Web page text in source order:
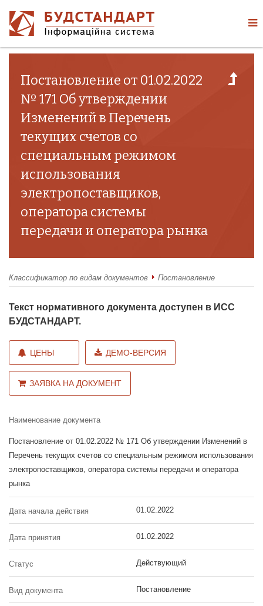
Постановление от 01.02.2022
№ 171 Об утверждении
Изменений в Перечень
текущих счетов со
специальным режимом
использования
электропоставщиков,
оператора системы
передачи и оператора рынка
Классификатор по видам документов Постановление
Текст нормативного документа доступен в ИСС
БУДСТАНДАРТ.
ЦЕНЫ ДЕМО-ВЕРСИЯ
ЗАЯВКА НА ДОКУМЕНТ
Наименование документа
Постановление от 01.02.2022 № 171 Об утверждении Изменений в
Перечень текущих счетов со специальным режимом использования
электропоставщиков, оператора системы передачи и оператора
рынка
Дата начала действия 01.02.2022
Дата принятия 01.02.2022
Статус Действующий
Вид документа Постановление